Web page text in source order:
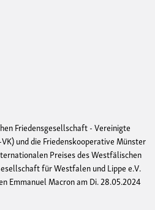
Friedensgesellschaft - Vereinigte
und die Friedenskooperative Münster
Preises des Westfälischen
für Westfalen und Lippe e.V.
Emmanuel Macron am Di. 28.05.2024